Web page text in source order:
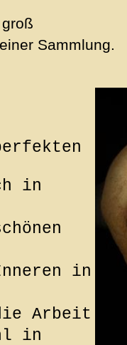
Sammlung.
in
in
Arbeit
in